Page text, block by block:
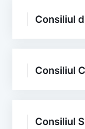
Consiliul
Consiliul
Consiliul